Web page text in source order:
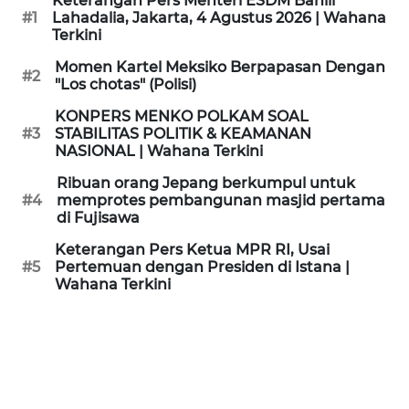
#1
Lahadalia, Jakarta, 4 Agustus 2026 | Wahana
Terkini
#2
Momen Kartel Meksiko Berpapasan Dengan
"Los chotas" (Polisi)
#3
KONPERS MENKO POLKAM SOAL
STABILITAS POLITIK & KEAMANAN
NASIONAL | Wahana Terkini
#4
Ribuan orang Jepang berkumpul untuk
memprotes pembangunan masjid pertama
di Fujisawa
#5
Keterangan Pers Ketua MPR RI, Usai
Pertemuan dengan Presiden di Istana |
Wahana Terkini
KAMI
PEDOMAN
MEDIA
REDAKSI
KARIR
DISCLAIMER